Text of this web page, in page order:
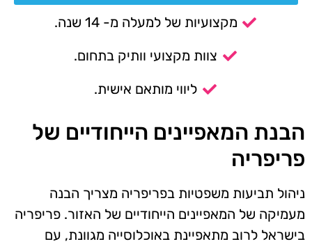
מקצועיות של למעלה מ- 14 שנה.
צוות מקצועי וותיק בתחום.
ליווי מותאם אישית.
הבנת המאפיינים הייחודיים של
פריפריה
ניהול תביעות משפטיות בפריפריה מצריך הבנה
מעמיקה של המאפיינים הייחודיים של האזור. פריפריה
בישראל לרוב מתאפיינת באוכלוסייה מגוונת, עם